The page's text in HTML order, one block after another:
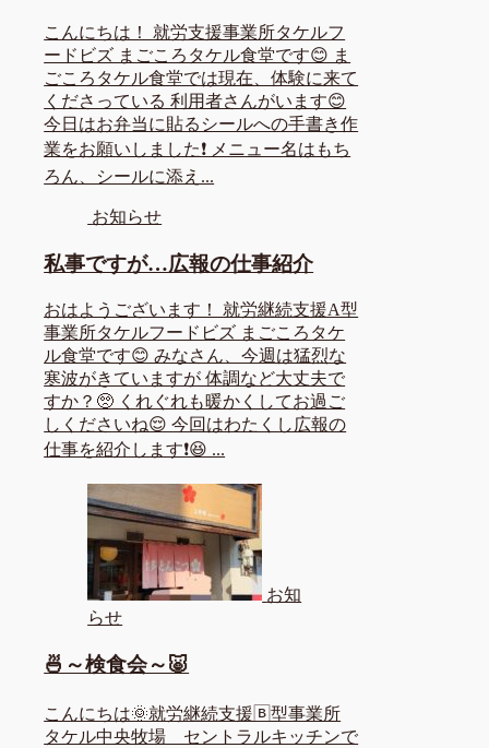
こんにちは！ 就労支援事業所タケルフ
ードビズ まごころタケル食堂です😊 ま
ごころタケル食堂では現在、体験に来て
くださっている 利用者さんがいます😊
今日はお弁当に貼るシールへの手書き作
業をお願いしました❗ メニュー名はもち
ろん、シールに添え...
お知らせ
私事ですが…広報の仕事紹介
おはようございます！ 就労継続支援A型
事業所タケルフードビズ まごころタケ
ル食堂です😊 みなさん、今週は猛烈な
寒波がきていますが 体調など大丈夫で
すか？🥺 くれぐれも暖かくしてお過ご
しくださいね😌 今回はわたくし広報の
仕事を紹介します❗😆 ...
お知
らせ
🍜～検食会～🐷
こんにちは🌞就労継続支援🄱型事業所
タケル中央牧場 セントラルキッチンで